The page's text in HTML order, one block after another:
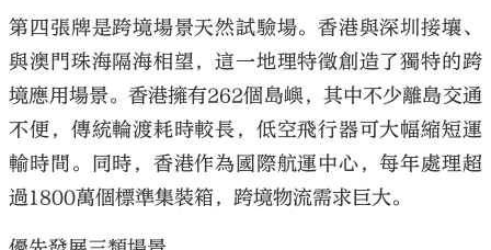
第四張牌是跨境場景天然試驗場。香港與深圳接壤、
與澳門珠海隔海相望，這一地理特徵創造了獨特的跨
境應用場景。香港擁有262個島嶼，其中不少離島交通
不便，傳統輪渡耗時較長，低空飛行器可大幅縮短運
輸時間。同時，香港作為國際航運中心，每年處理超
過1800萬個標準集裝箱，跨境物流需求巨大。